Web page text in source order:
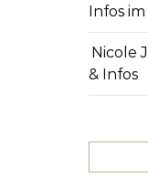
Infos
Nicole
& Infos